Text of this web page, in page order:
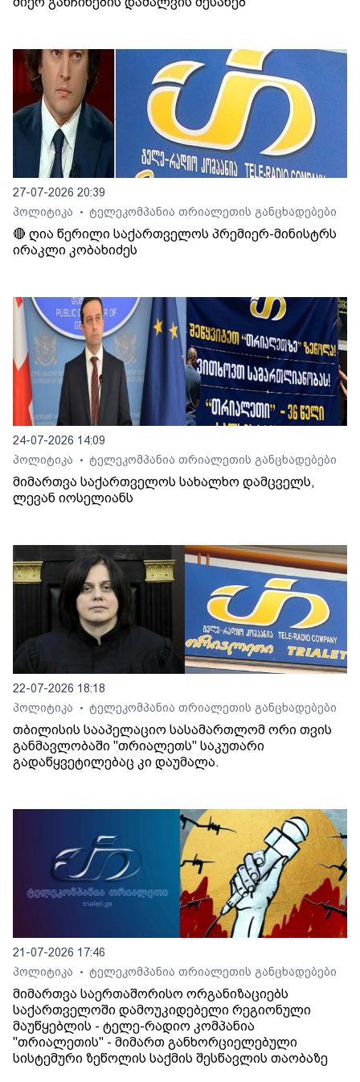
27-07-2026 20:39
პოლიტიკა
• ტელეკომპანია თრიალეთის განცხადებები
🔴 ღია წერილი საქართველოს პრემიერ-მინისტრს
ირაკლი კობახიძეს
24-07-2026 14:09
პოლიტიკა
• ტელეკომპანია თრიალეთის განცხადებები
მიმართვა საქართველოს სახალხო დამცველს,
ლევან იოსელიანს
22-07-2026 18:18
პოლიტიკა
• ტელეკომპანია თრიალეთის განცხადებები
თბილისის სააპელაციო სასამართლომ ორი თვის
განმავლობაში "თრიალეთს" საკუთარი
გადაწყვეტილებაც კი დაუმალა.
21-07-2026 17:46
პოლიტიკა
• ტელეკომპანია თრიალეთის განცხადებები
მიმართვა საერთაშორისო ორგანიზაციებს
საქართველოში დამოუკიდებელი რეგიონული
მაუწყებლის - ტელე-რადიო კომპანია
"თრიალეთის" - მიმართ განხორციელებული
სისტემური ზეწოლის საქმის შესწავლის თაობაზე